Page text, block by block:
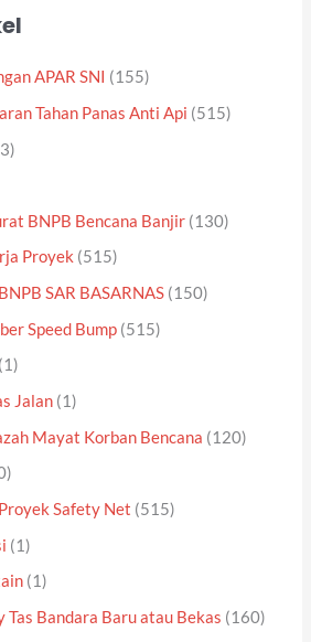
APAR SNI (155)
Tahan Panas Anti Api (515)
BNPB Bencana Banjir (130)
Proyek (515)
SAR BASARNAS (150)
Speed Bump (515)
(1)
Jalan (1)
Mayat Korban Bencana (120)
Safety Net (515)
(1)
(1)
Tas Bandara Baru atau Bekas (160)